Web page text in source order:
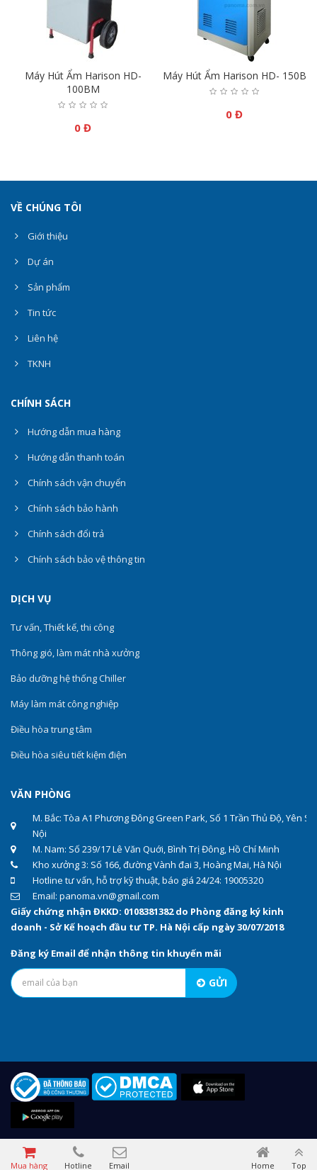
Máy Hút Ẩm Harison HD-
100BM
0 Đ
Máy Hút Ẩm Harison HD- 150B
0 Đ
Mua hàng Hotline Email Home Top
VỀ CHÚNG TÔI
Giới thiệu
Dự án
Sản phẩm
Tin tức
Liên hệ
TKNH
CHÍNH SÁCH
Hướng dẫn mua hàng
Hướng dẫn thanh toán
Chính sách vận chuyển
Chính sách bảo hành
Chính sách đổi trả
Chính sách bảo vệ thông tin
DỊCH VỤ
Tư vấn, Thiết kế, thi công
Thông gió, làm mát nhà xưởng
Bảo dưỡng hệ thống Chiller
Máy làm mát công nghiệp
Điều hòa trung tâm
Điều hòa siêu tiết kiệm điện
VĂN PHÒNG
M. Bắc: Tòa A1 Phương Đông Green Park, Số 1 Trần Thủ Độ, Yên
Nội
M. Nam: Số 239/17 Lê Văn Quới, Bình Trị Đông, Hồ Chí Minh
Kho xưởng 3: Số 166, đường Vành đai 3, Hoàng Mai, Hà Nội
Hotline tư vấn, hỗ trợ kỹ thuật, báo giá 24/24: 19005320
Email: panoma.vn@gmail.com
Giấy chứng nhận ĐKKD: 0108381382 do Phòng đăng ký kinh
doanh - Sở Kế hoạch đầu tư TP. Hà Nội cấp ngày 30/07/2018
Đăng ký Email để nhận thông tin khuyến mãi
GỬI